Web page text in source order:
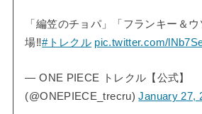
「編笠のチョパ」「フランキー＆
場‼️#トレクル pic.twitter.com/
— ONE PIECE トレクル【公式】
(@ONEPIECE_trecru)January 27,